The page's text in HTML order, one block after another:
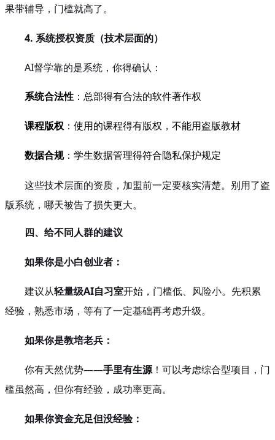
果带辅导，门槛就高了。
4. 系统授权资质（技术层面的）
AI督学靠的是系统，你得确认：
系统合法性 ：总部得有合法的软件著作权
课程版权 ：使用的课程得有版权，不能用盗版教材
数据合规：学生数据管理得符合隐私保护规定
这些技术层面的资质，加盟前一定要核实清楚。别用了盗
版系统，哪天被告了损失更大。
四、给不同人群的建议
如果你是小白创业者：
建议从轻量级AI自习室开始，门槛低、风险小。先积累
经验，熟悉市场，等有了一定基础再考虑升级。
如果你是教培老兵：
你有天然优势——手里有生源！可以考虑综合型项目，门
槛虽然高，但你有经验，成功率更高。
如果你资金充足但没经验：